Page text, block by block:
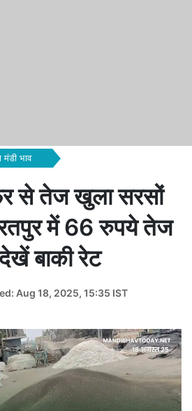
भाव
से तेज खुला सरसों
में 66 रुपये तेज
बाकी रेट
Aug 18, 2025, 15:35 IST